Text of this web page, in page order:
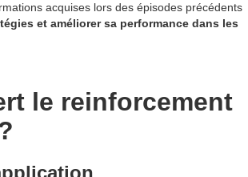
acquises lors des épisodes précédents
et améliorer sa performance dans les
le reinforcement